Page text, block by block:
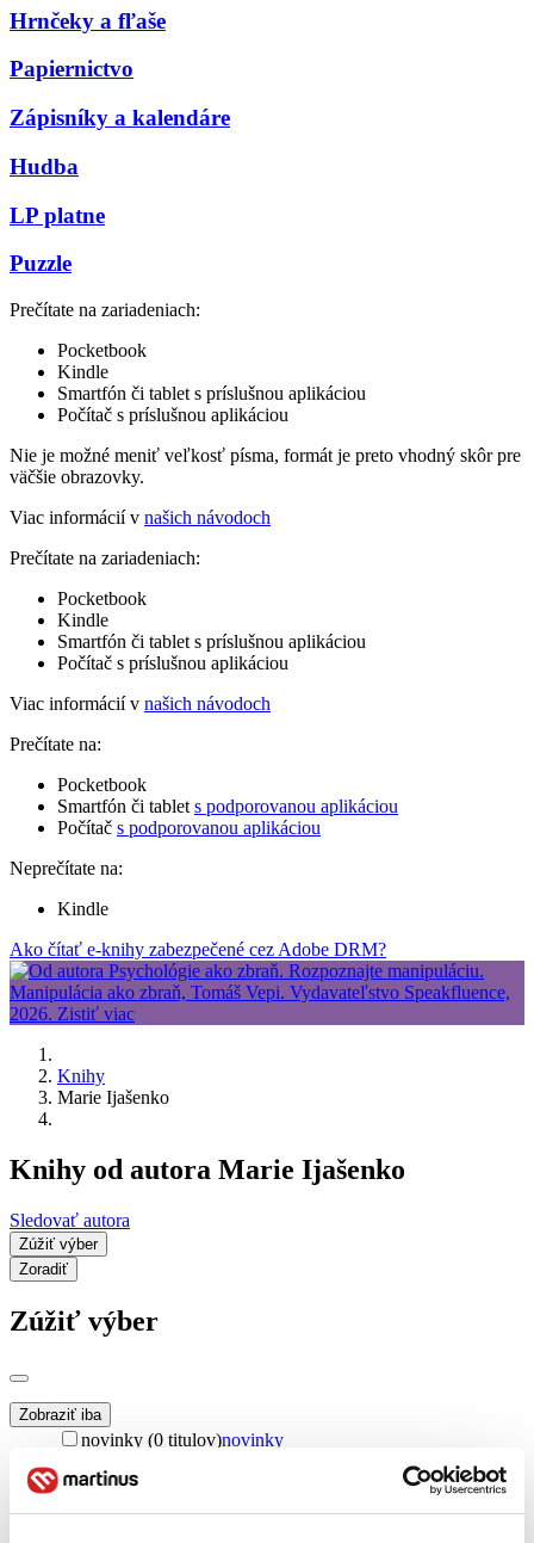
Hrnčeky a fľaše
Papiernictvo
Zápisníky a kalendáre
Hudba
LP platne
Puzzle
Prečítate na zariadeniach:
Pocketbook
Kindle
Smartfón či tablet s príslušnou aplikáciou
Počítač s príslušnou aplikáciou
Nie je možné meniť veľkosť písma, formát je preto vhodný skôr pre
väčšie obrazovky.
Viac informácií v našich návodoch
Prečítate na zariadeniach:
Pocketbook
Kindle
Smartfón či tablet s príslušnou aplikáciou
Počítač s príslušnou aplikáciou
Viac informácií v našich návodoch
Prečítate na:
Pocketbook
Smartfón či tablet s podporovanou aplikáciou
Počítač s podporovanou aplikáciou
Neprečítate na:
Kindle
Ako čítať e-knihy zabezpečené cez Adobe DRM?
Knihy
Marie Ijašenko
Knihy od autora Marie Ijašenko
Sledovať autora
Zúžiť výber
Zoradiť
Zúžiť výber
Zobraziť iba
novinky (0 titulov)novinky